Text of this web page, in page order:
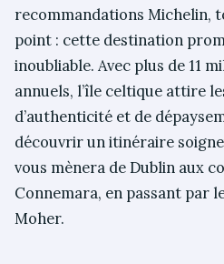
recommandations Michelin,
point : cette destination
inoubliable. Avec plus de 11
annuels, l’île celtique attire
d’authenticité et de
découvrir un itinéraire
vous mènera de Dublin aux
Connemara, en passant par
Moher.